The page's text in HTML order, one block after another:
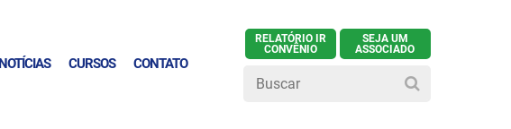
NOTÍCIAS CURSOS CONTATO
RELATÓRIO IR
CONVÊNIO
SEJA UM
ASSOCIADO